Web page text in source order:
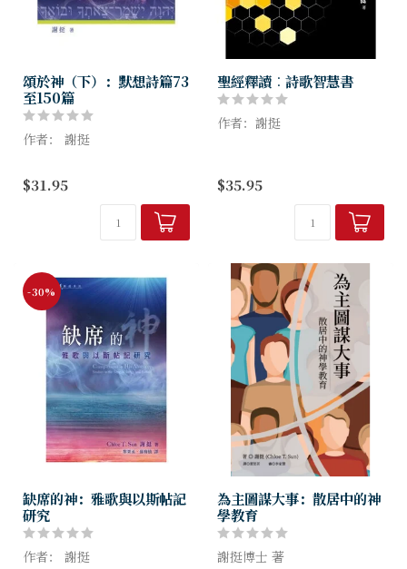
頌於神（下）：默想詩篇73
至150篇
作者： 謝挺
詩篇禱告之用。作者從「詩篇
卷三」選取11篇詩篇、「詩篇
卷四」選取12篇詩篇、「詩篇
卷五」選取28篇詩篇，原則上
$31.95
聖經釋讀︰詩歌智慧書
作者：謝挺
者的嚴謹治學態度、女性的獨
特細膩觸覺，把十多年的研究
和教學成果，凝練成這本四百
多頁的書，從...
$35.95
-30%
缺席的神：雅歌與以斯帖記
研究
作者： 謝挺
為主圖謀大事：散居中的神
學教育
謝挺博士 著